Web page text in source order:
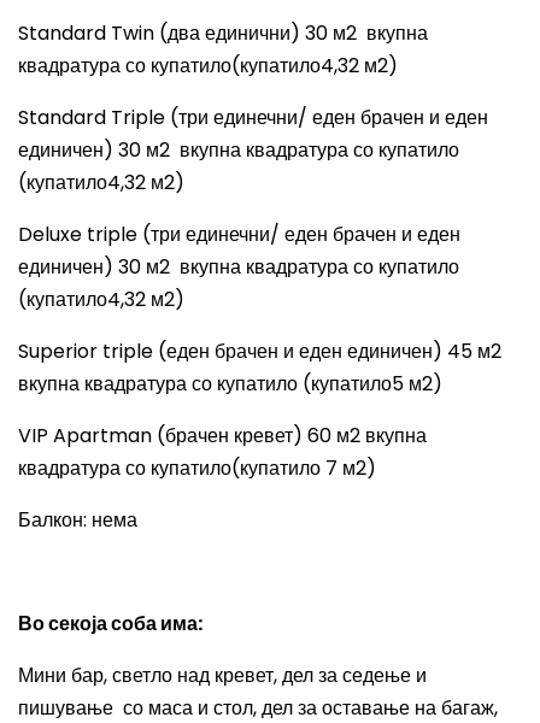
Standard Twin (два единични) 30 м2 вкупна
квадратура со купатило(купатило4,32 м2)
Standard Triple (три единечни/ еден брачен и еден
единичен) 30 м2 вкупна квадратура со купатило
(купатило4,32 м2)
Deluxe triple (три единечни/ еден брачен и еден
единичен) 30 м2 вкупна квадратура со купатило
(купатило4,32 м2)
Superior triple (еден брачен и еден единичен) 45 м2
вкупна квадратура со купатило (купатило5 м2)
VIP Apartman (брачен кревет) 60 м2 вкупна
квадратура со купатило(купатило 7 м2)
Балкон: нема
Во секоја соба има:
Мини бар, светло над кревет, дел за седење и
пишување со маса и стол, дел за оставање на багаж,